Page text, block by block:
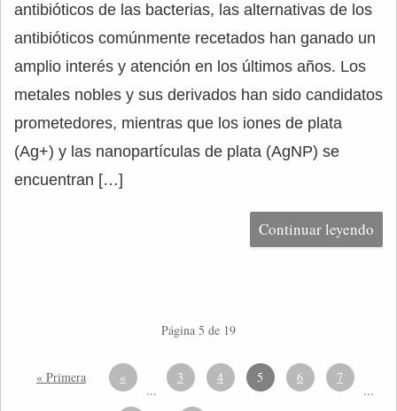
antibióticos de las bacterias, las alternativas de los
antibióticos comúnmente recetados han ganado un
amplio interés y atención en los últimos años. Los
metales nobles y sus derivados han sido candidatos
prometedores, mientras que los iones de plata
(Ag+) y las nanopartículas de plata (AgNP) se
encuentran […]
Continuar leyendo
Página 5 de 19
« Primera «
...
3 4 5 6 7
...